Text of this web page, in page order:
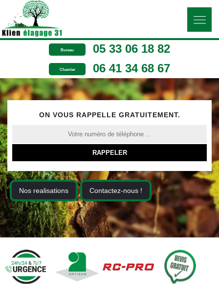
Bureau 05 33 06 18 82
Chantier 06 41 34 68 67
ON VOUS RAPPELLE GRATUITEMENT.
Nos realisations Contactez-nous !